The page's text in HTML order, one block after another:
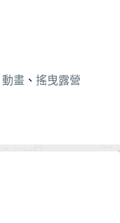
動畫、 搖曳露營